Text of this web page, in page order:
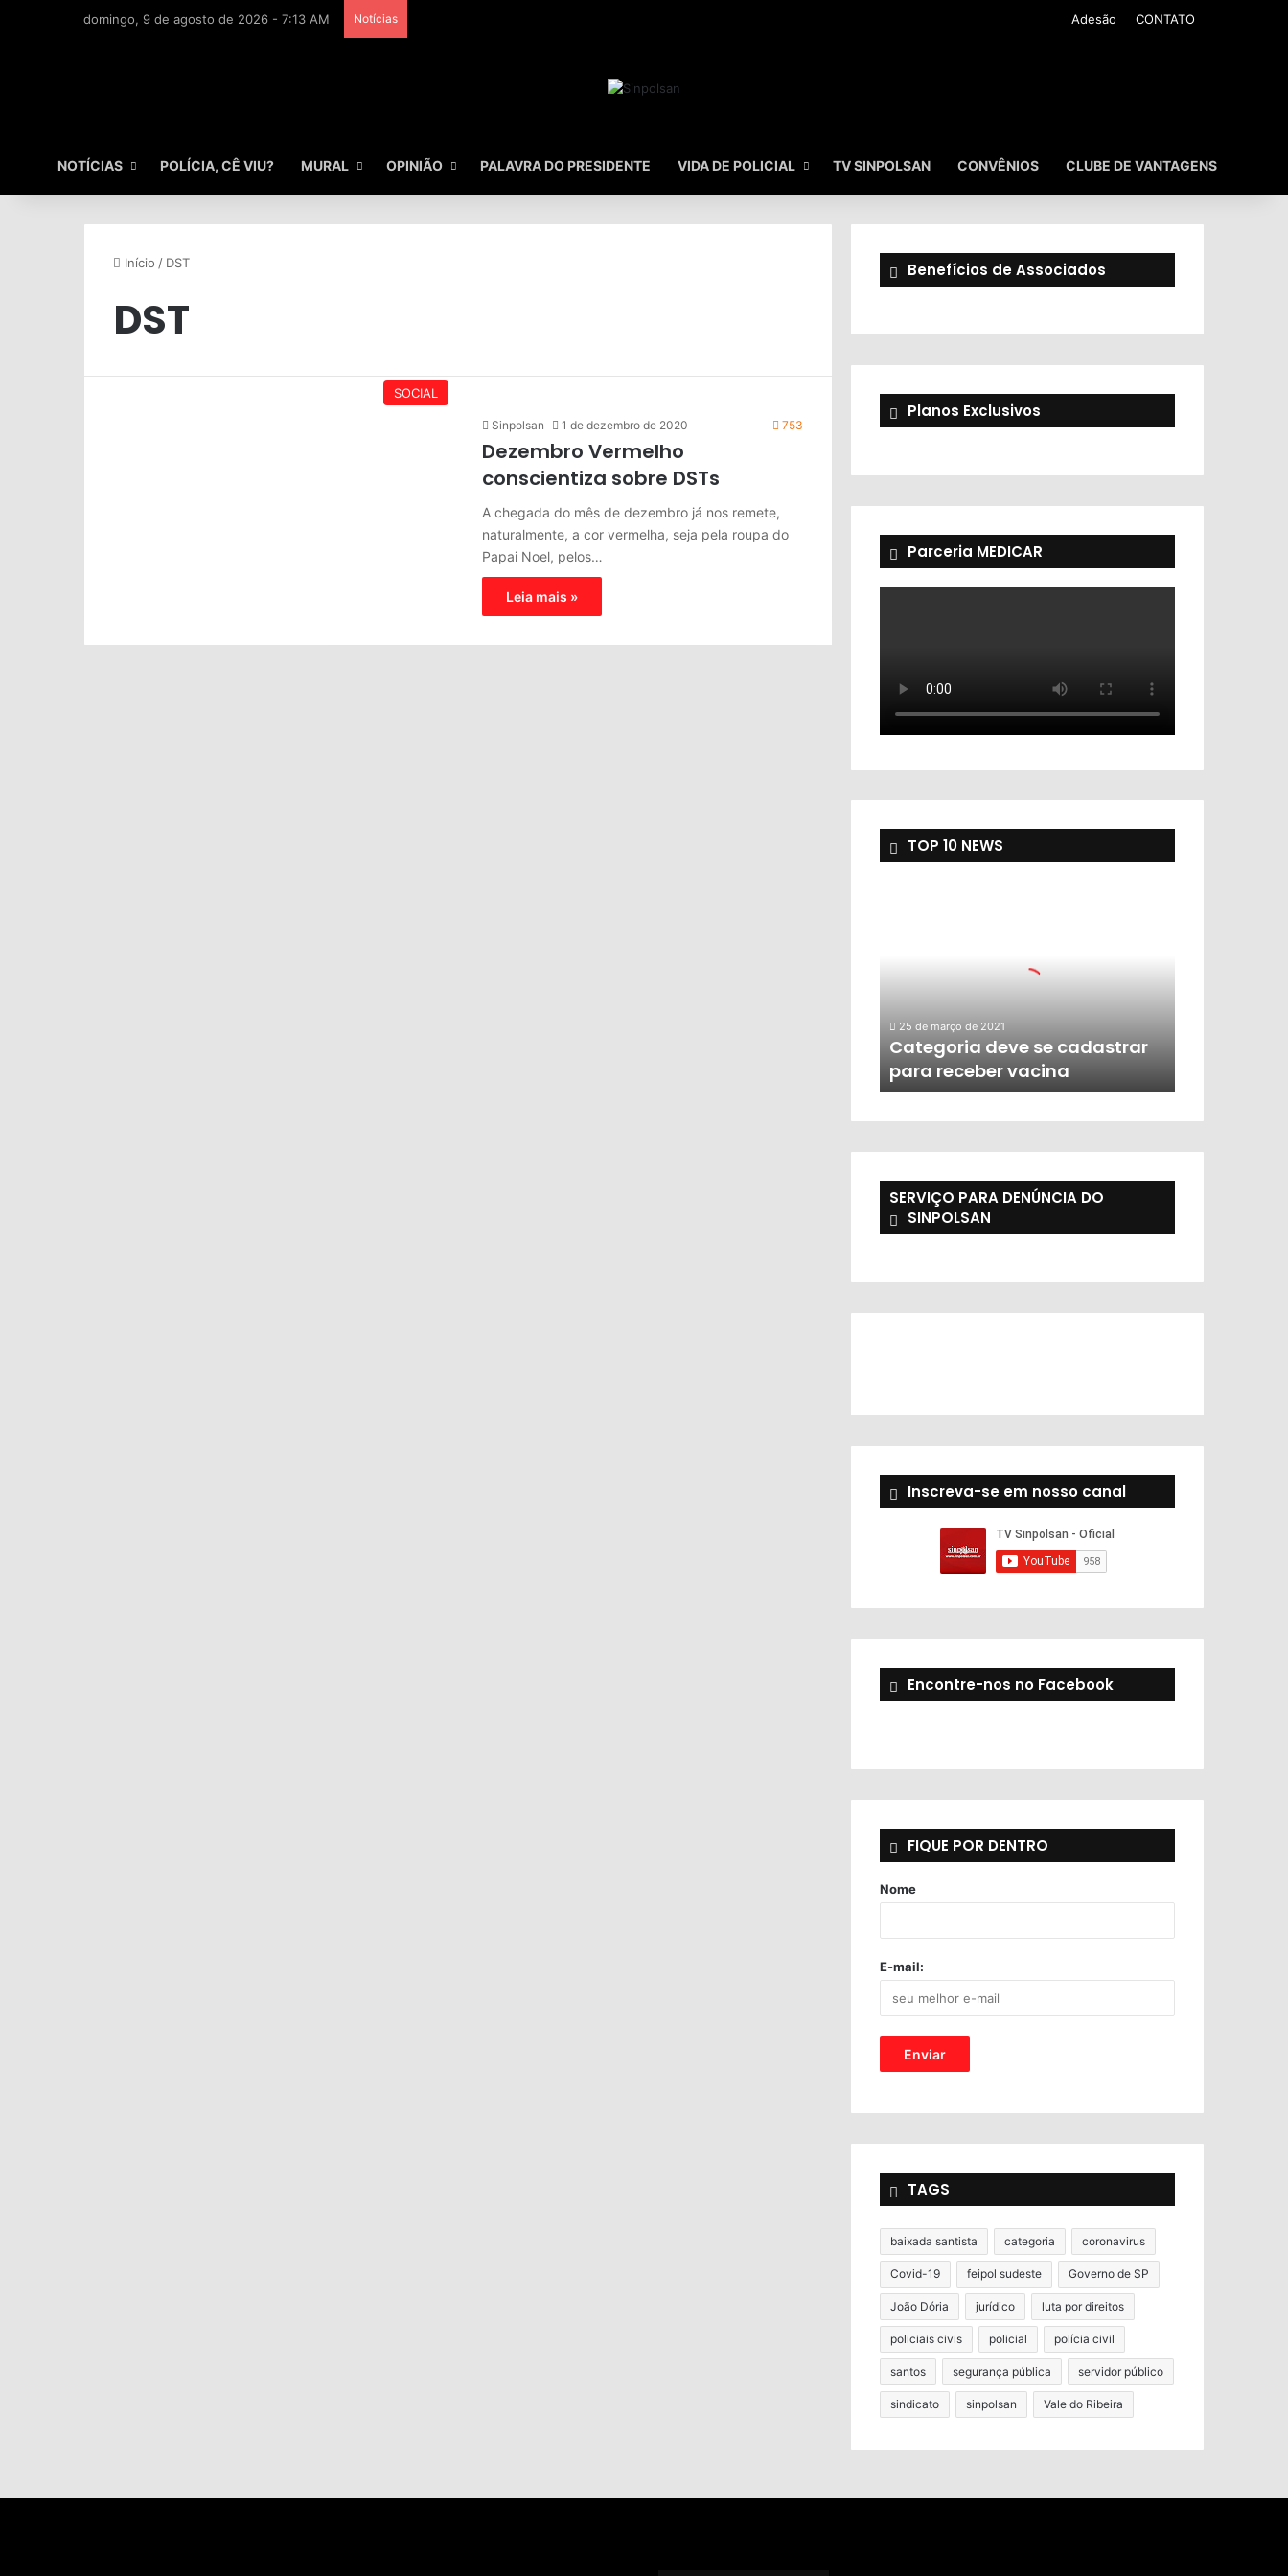
domingo, 9 de agosto de 2026 - 7:13 AM Notícias Adesão CONTATO
NOTÍCIAS POLÍCIA, CÊ VIU? MURAL OPINIÃO PALAVRA DO PRESIDENTE VIDA DE POLICIAL TV SINPOLSAN CONVÊNIOS CLUBE DE VANTAGENS
Início / DST
DST
SOCIAL
Sinpolsan 1 de dezembro de 2020 753
Dezembro Vermelho
conscientiza sobre DSTs
A chegada do mês de dezembro já nos remete,
naturalmente, a cor vermelha, seja pela roupa do
Papai Noel, pelos…
Leia mais »
Benefícios de Associados
Planos Exclusivos
Parceria MEDICAR
TOP 10 NEWS
25 de março de 2021
Categoria deve se cadastrar
para receber vacina
SERVIÇO PARA DENÚNCIA DO
SINPOLSAN
Inscreva-se em nosso canal
Encontre-nos no Facebook
FIQUE POR DENTRO
Nome
E-mail:
TAGS
baixada santista categoria coronavirus
Covid-19 feipol sudeste Governo de SP
João Dória jurídico luta por direitos
policiais civis policial polícia civil
santos segurança pública servidor público
sindicato sinpolsan Vale do Ribeira